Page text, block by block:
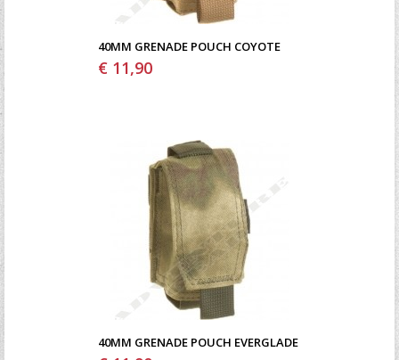
40MM GRENADE POUCH COYOTE
€ 11,90
40MM GRENADE POUCH EVERGLADE